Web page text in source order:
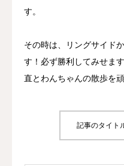
す。
その時は、リングサイド
す！必ず勝利してみせま
直とわんちゃんの散歩を
記事のタイト